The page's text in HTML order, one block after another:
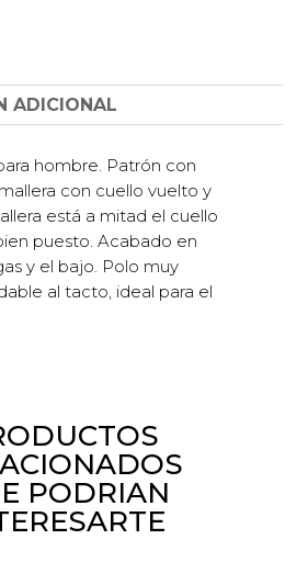
ADICIONAL
hombre. Patrón con
con cuello vuelto y
está a mitad el cuello
puesto. Acabado en
y el bajo. Polo muy
al tacto, ideal para el
PODRIAN